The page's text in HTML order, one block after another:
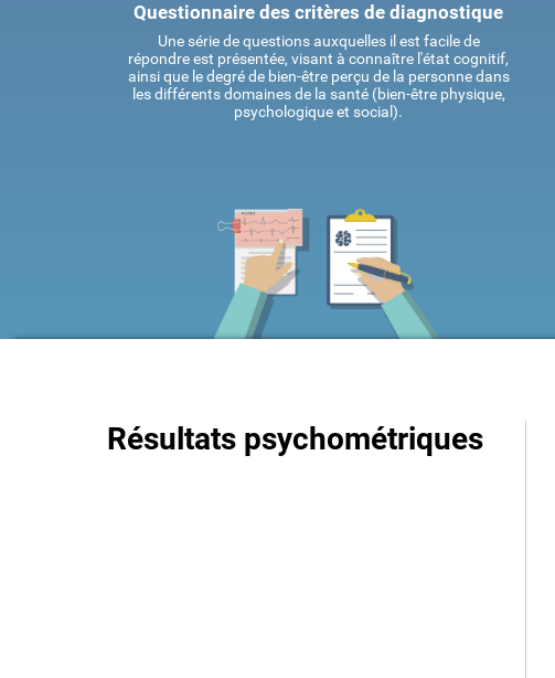
Questionnaire des critères de diagnostique
Une série de questions auxquelles il est facile de
répondre est présentée, visant à connaître l'état cognitif,
ainsi que le degré de bien-être perçu de la personne dans
les différents domaines de la santé (bien-être physique,
psychologique et social).
Résultats psychométriques